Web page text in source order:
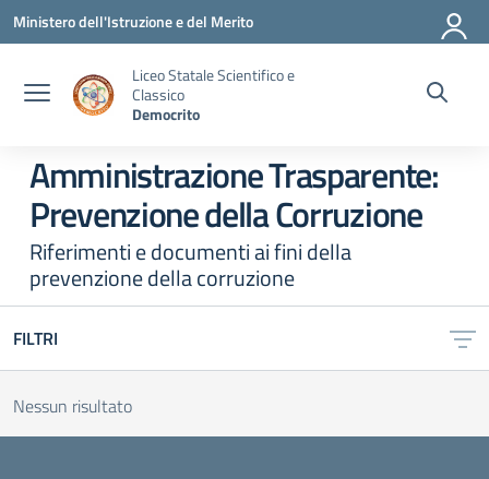
Vai ai contenuti
Vai al menu di navigazione
Vai al footer
Ministero dell'Istruzione e del Merito
Liceo Statale Scientifico e
Classico
Democrito
Amministrazione Trasparente:
Prevenzione della Corruzione
Riferimenti e documenti ai fini della
prevenzione della corruzione
FILTRI
Nessun risultato